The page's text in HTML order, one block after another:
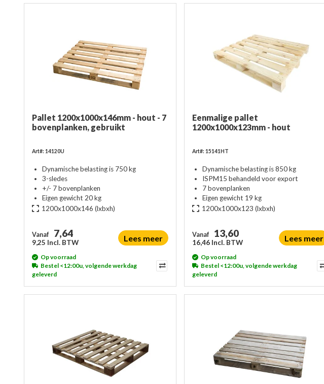
Pallet 1200x1000x146mm - hout - 7
bovenplanken, gebruikt
Art#: 14120U
Dynamische belasting is 750 kg
3-sledes
+/- 7 bovenplanken
Eigen gewicht 20 kg
1200x1000x146 (lxbxh)
Vanaf 7,64
9,25 Incl. BTW Lees meer
Op voorraad
Bestel <12:00u, volgende werkdag
geleverd
Eenmalige pallet
1200x1000x123mm - hout
Art#: 15141HT
Dynamische belasting is 850 kg
ISPM15 behandeld voor export
7 bovenplanken
Eigen gewicht 19 kg
1200x1000x123 (lxbxh)
Vanaf 13,60
16,46 Incl. BTW Lees meer
Op voorraad
Bestel <12:00u, volgende werkdag
geleverd